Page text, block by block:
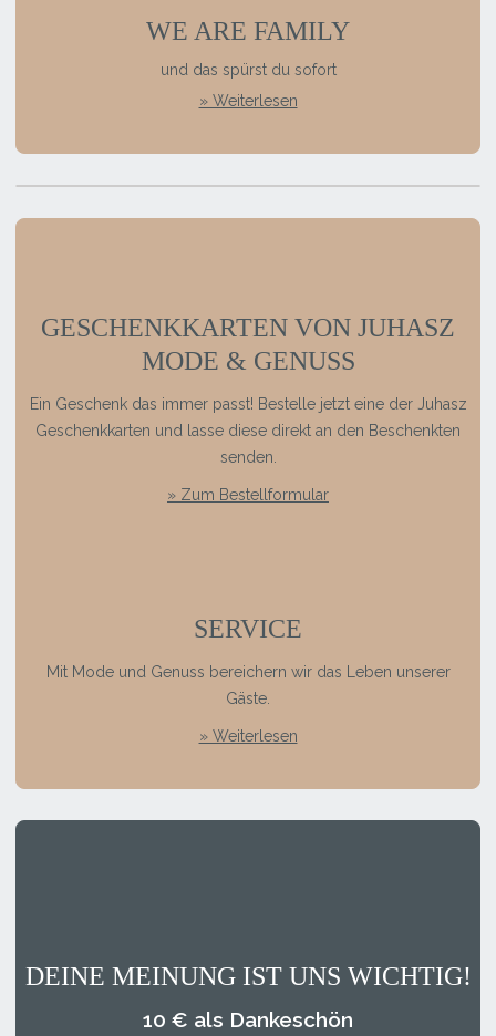
WE ARE FAMILY
und das spürst du sofort
» Weiterlesen
GESCHENKKARTEN VON JUHASZ
MODE & GENUSS
Ein Geschenk das immer passt! Bestelle jetzt eine der Juhasz
Geschenkkarten und lasse diese direkt an den Beschenkten
senden.
» Zum Bestellformular
SERVICE
Mit Mode und Genuss bereichern wir das Leben unserer
Gäste.
» Weiterlesen
DEINE MEINUNG IST UNS WICHTIG!
10 € als Dankeschön